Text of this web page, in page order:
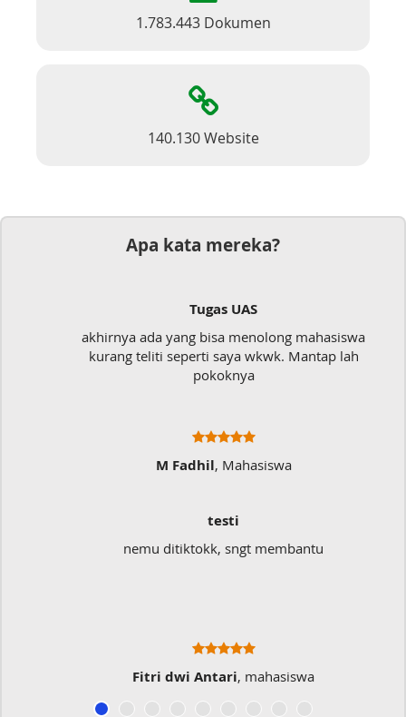
1.783.443 Dokumen
140.130 Website
Apa kata mereka?
Tugas UAS
akhirnya ada yang bisa menolong mahasiswa
kurang teliti seperti saya wkwk. Mantap lah
pokoknya
M Fadhil, Mahasiswa
testi
nemu ditiktokk, sngt membantu
Fitri dwi Antari, mahasiswa